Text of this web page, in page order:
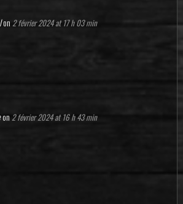
on 2 février 2024 at 17 h 03 min
on 2 février 2024 at 16 h 43 min